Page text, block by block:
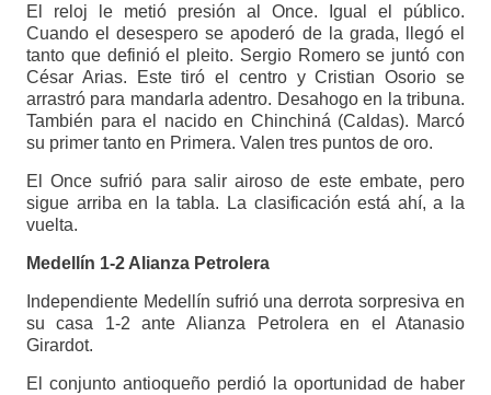
El reloj le metió presión al Once. Igual el público.
Cuando el desespero se apoderó de la grada, llegó el
tanto que definió el pleito. Sergio Romero se juntó con
César Arias. Este tiró el centro y Cristian Osorio se
arrastró para mandarla adentro. Desahogo en la tribuna.
También para el nacido en Chinchiná (Caldas). Marcó
su primer tanto en Primera. Valen tres puntos de oro.
El Once sufrió para salir airoso de este embate, pero
sigue arriba en la tabla. La clasificación está ahí, a la
vuelta.
Medellín 1-2 Alianza Petrolera
Independiente Medellín sufrió una derrota sorpresiva en
su casa 1-2 ante Alianza Petrolera en el Atanasio
Girardot.
El conjunto antioqueño perdió la oportunidad de haber